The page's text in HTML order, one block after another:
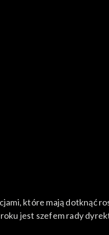
które mają dotknąć
jest szefem rady
spowodowanym